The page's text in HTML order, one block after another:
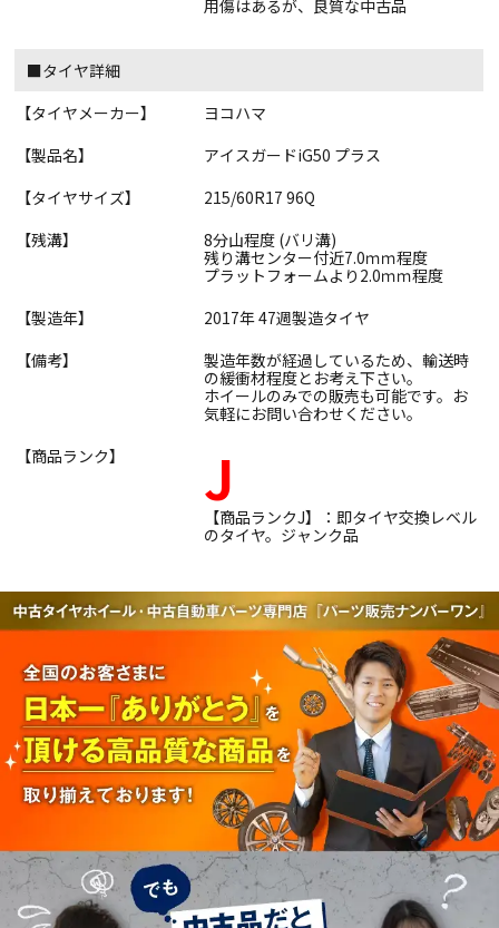
用傷はあるが、良質な中古品
■タイヤ詳細
【タイヤメーカー】
ヨコハマ
【製品名】
アイスガードiG50 プラス
【タイヤサイズ】
215/60R17 96Q
【残溝】
8分山程度 (バリ溝)
残り溝センター付近7.0ｍｍ程度
プラットフォームより2.0ｍｍ程度
【製造年】
2017年 47週製造タイヤ
【備考】
製造年数が経過しているため、輸送時
の緩衝材程度とお考え下さい。
ホイールのみでの販売も可能です。お
気軽にお問い合わせください。
【商品ランク】
J
【商品ランクJ】：即タイヤ交換レベル
のタイヤ。ジャンク品